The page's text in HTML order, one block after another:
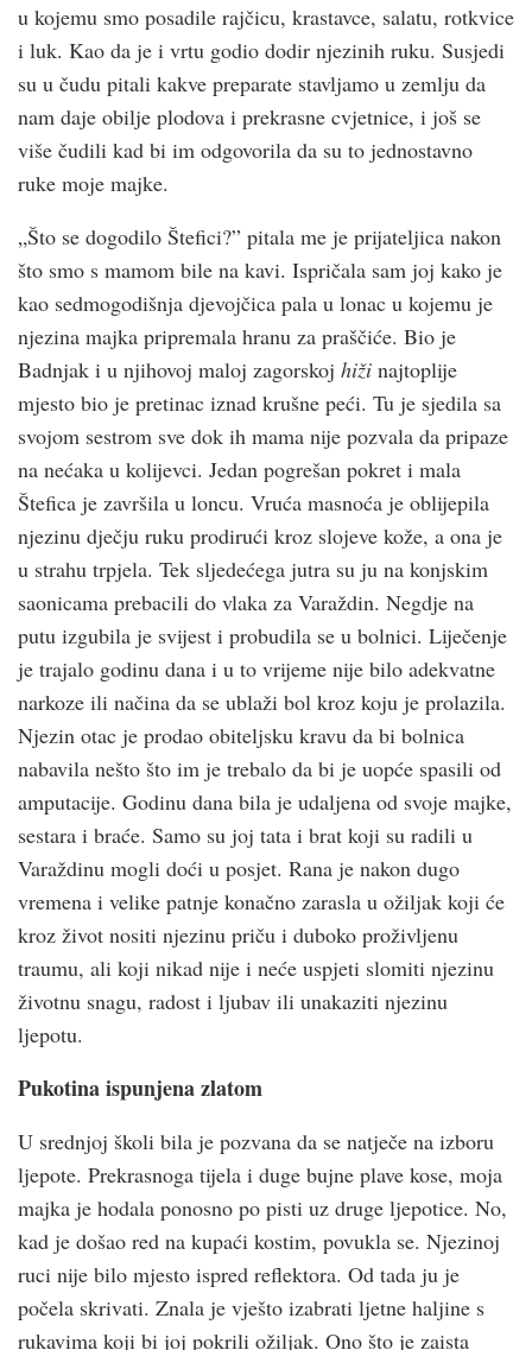
u kojemu smo posadile rajčicu, krastavce, salatu, rotkvice
i luk. Kao da je i vrtu godio dodir njezinih ruku. Susjedi
su u čudu pitali kakve preparate stavljamo u zemlju da
nam daje obilje plodova i prekrasne cvjetnice, i još se
više čudili kad bi im odgovorila da su to jednostavno
ruke moje majke.
„Što se dogodilo Štefici?” pitala me je prijateljica nakon
što smo s mamom bile na kavi. Ispričala sam joj kako je
kao sedmogodišnja djevojčica pala u lonac u kojemu je
njezina majka pripremala hranu za praščiće. Bio je
Badnjak i u njihovoj maloj zagorskoj hiži najtoplije
mjesto bio je pretinac iznad krušne peći. Tu je sjedila sa
svojom sestrom sve dok ih mama nije pozvala da pripaze
na nećaka u kolijevci. Jedan pogrešan pokret i mala
Štefica je završila u loncu. Vruća masnoća je oblijepila
njezinu dječju ruku prodirući kroz slojeve kože, a ona je
u strahu trpjela. Tek sljedećega jutra su ju na konjskim
saonicama prebacili do vlaka za Varaždin. Negdje na
putu izgubila je svijest i probudila se u bolnici. Liječenje
je trajalo godinu dana i u to vrijeme nije bilo adekvatne
narkoze ili načina da se ublaži bol kroz koju je prolazila.
Njezin otac je prodao obiteljsku kravu da bi bolnica
nabavila nešto što im je trebalo da bi je uopće spasili od
amputacije. Godinu dana bila je udaljena od svoje majke,
sestara i braće. Samo su joj tata i brat koji su radili u
Varaždinu mogli doći u posjet. Rana je nakon dugo
vremena i velike patnje konačno zarasla u ožiljak koji će
kroz život nositi njezinu priču i duboko proživljenu
traumu, ali koji nikad nije i neće uspjeti slomiti njezinu
životnu snagu, radost i ljubav ili unakaziti njezinu
ljepotu.
Pukotina ispunjena zlatom
U srednjoj školi bila je pozvana da se natječe na izboru
ljepote. Prekrasnoga tijela i duge bujne plave kose, moja
majka je hodala ponosno po pisti uz druge ljepotice. No,
kad je došao red na kupaći kostim, povukla se. Njezinoj
ruci nije bilo mjesto ispred reflektora. Od tada ju je
počela skrivati. Znala je vješto izabrati ljetne haljine s
rukavima koji bi joj pokrili ožiljak. Ono što je zaista